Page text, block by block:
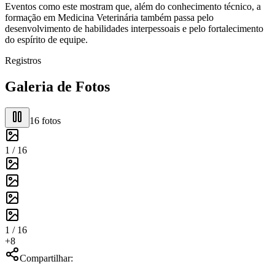
Eventos como este mostram que, além do conhecimento técnico, a
formação em Medicina Veterinária também passa pelo
desenvolvimento de habilidades interpessoais e pelo fortalecimento
do espírito de equipe.
Registros
Galeria de Fotos
16 fotos
1 / 16
1 / 16
+8
Compartilhar: